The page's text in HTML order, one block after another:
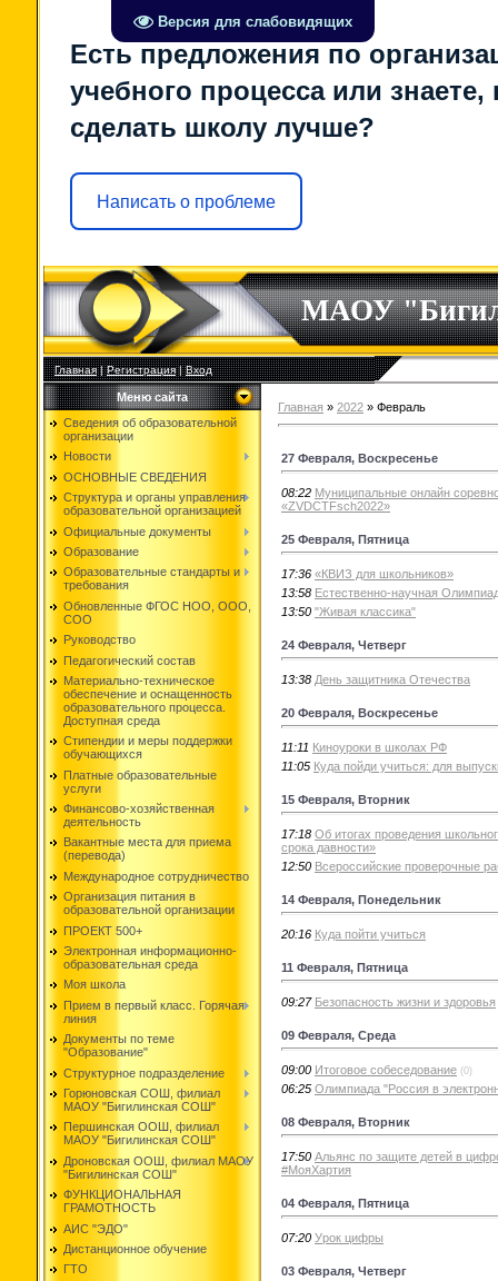
Версия для слабовидящих
Есть предложения по
учебного процесса или знаете,
сделать школу лучше?
Написать о проблеме
МАОУ
Главная|Регистрация|Вход
Меню сайта
Сведения об образовательной
организации
Новости
ОСНОВНЫЕ СВЕДЕНИЯ
Структура и органы управления
образовательной организацией
Официальные документы
Образование
Образовательные стандарты и
требования
Обновленные ФГОС НОО, ООО,
СОО
Руководство
Педагогический состав
Материально-техническое
обеспечение и оснащенность
образовательного процесса.
Доступная среда
Стипендии и меры поддержки
обучающихся
Платные образовательные
услуги
Финансово-хозяйственная
деятельность
Вакантные места для приема
(перевода)
Международное сотрудничество
Организация питания в
образовательной организации
ПРОЕКТ 500+
Электронная информационно-
образовательная среда
Моя школа
Прием в первый класс. Горячая
линия
Документы по теме
"Образование"
Структурное подразделение
Горюновская СОШ, филиал
МАОУ "Бигилинская СОШ"
Першинская ООШ, филиал
МАОУ "Бигилинская СОШ"
Дроновская ООШ, филиал МАОУ
"Бигилинская СОШ"
ФУНКЦИОНАЛЬНАЯ
ГРАМОТНОСТЬ
АИС "ЭДО"
Дистанционное обучение
ГТО
Главная » 2022 » Февраль
27 Февраля, Воскресенье
08:22 Муниципальные онлайн
«ZVDCTFsch2022»
25 Февраля, Пятница
17:36 «КВИЗ для школьников»
13:58 Естественно-научная
13:50 "Живая классика"
24 Февраля, Четверг
13:38 День защитника Отечества
20 Февраля, Воскресенье
11:11 Киноуроки в школах РФ
11:05 Куда пойди учиться: для
15 Февраля, Вторник
17:18 Об итогах проведения
срока давности»
12:50 Всероссийские проверочные
14 Февраля, Понедельник
20:16 Куда пойти учиться
11 Февраля, Пятница
09:27 Безопасность жизни и здоровья
09 Февраля, Среда
09:00 Итоговое собеседование (0)
06:25 Олимпиада "Россия в
08 Февраля, Вторник
17:50 Альянс по защите детей в
#МояХартия
04 Февраля, Пятница
07:20 Урок цифры
03 Февраля, Четверг